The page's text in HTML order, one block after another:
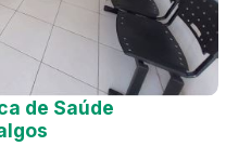
de Saúde